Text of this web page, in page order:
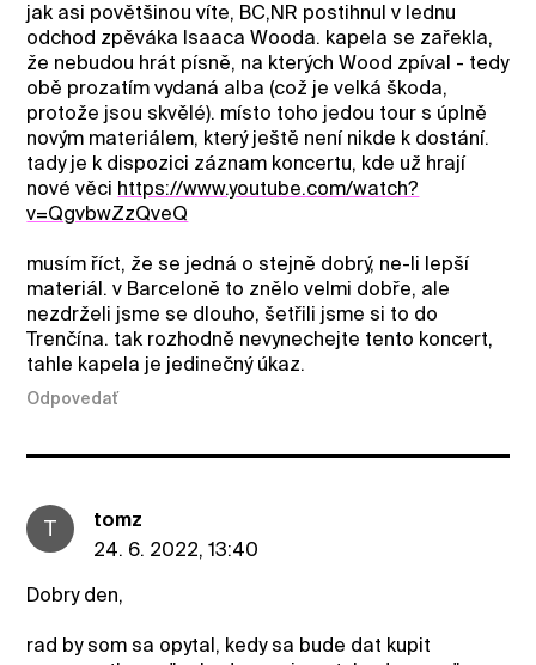
jak asi povětšinou víte, BC,NR postihnul v lednu
odchod zpěváka Isaaca Wooda. kapela se zařekla,
že nebudou hrát písně, na kterých Wood zpíval - tedy
obě prozatím vydaná alba (což je velká škoda,
protože jsou skvělé). místo toho jedou tour s úplně
novým materiálem, který ještě není nikde k dostání.
tady je k dispozici záznam koncertu, kde už hrají
nové věci https://www.youtube.com/watch?
v=QgvbwZzQveQ
musím říct, že se jedná o stejně dobrý, ne-li lepší
materiál. v Barceloně to znělo velmi dobře, ale
nezdrželi jsme se dlouho, šetřili jsme si to do
Trenčína. tak rozhodně nevynechejte tento koncert,
tahle kapela je jedinečný úkaz.
Odpovedať
T
tomz
24. 6. 2022, 13:40
Dobry den,
rad by som sa opytal, kedy sa bude dat kupit